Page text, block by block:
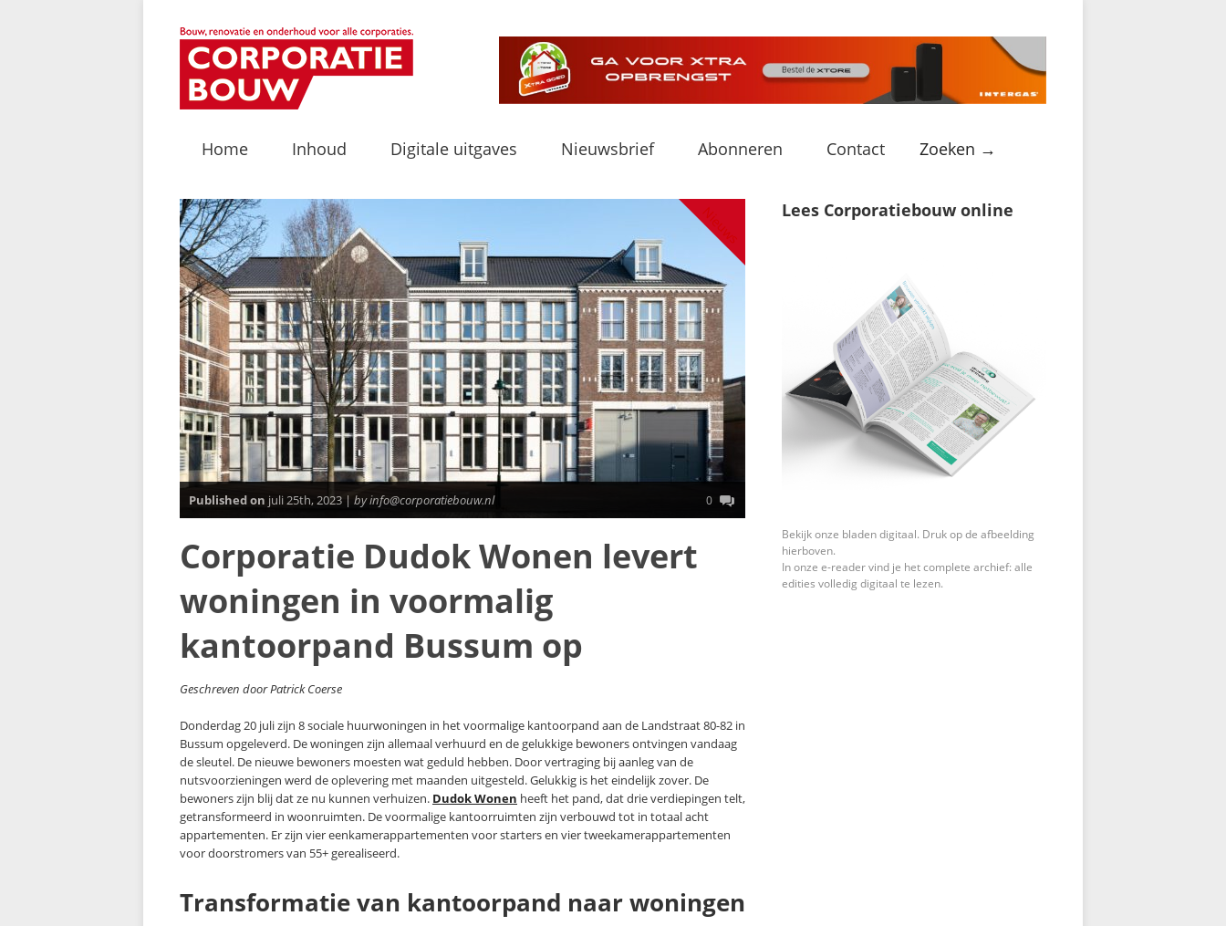
Home Inhoud Digitale uitgaves Nieuwsbrief Abonneren Contact Zoeken →
Nieuws
Published on juli 25th, 2023 | by info@corporatiebouw.nl 0
Corporatie Dudok Wonen levert
woningen in voormalig
kantoorpand Bussum op
Geschreven door Patrick Coerse
Donderdag 20 juli zijn 8 sociale huurwoningen in het voormalige kantoorpand aan de Landstraat 80-82 in
Bussum opgeleverd. De woningen zijn allemaal verhuurd en de gelukkige bewoners ontvingen vandaag
de sleutel. De nieuwe bewoners moesten wat geduld hebben. Door vertraging bij aanleg van de
nutsvoorzieningen werd de oplevering met maanden uitgesteld. Gelukkig is het eindelijk zover. De
bewoners zijn blij dat ze nu kunnen verhuizen. Dudok Wonen heeft het pand, dat drie verdiepingen telt,
getransformeerd in woonruimten. De voormalige kantoorruimten zijn verbouwd tot in totaal acht
appartementen. Er zijn vier eenkamerappartementen voor starters en vier tweekamerappartementen
voor doorstromers van 55+ gerealiseerd.
Transformatie van kantoorpand naar woningen
Lees Corporatiebouw online
Bekijk onze bladen digitaal. Druk op de afbeelding
hierboven.
In onze e-reader vind je het complete archief: alle
edities volledig digitaal te lezen.